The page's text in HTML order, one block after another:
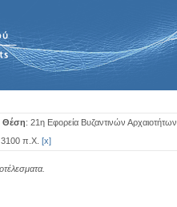
Θέση: 21η Εφορεία Βυζαντινών Αρχαιοτήτων
π.Χ. [x]